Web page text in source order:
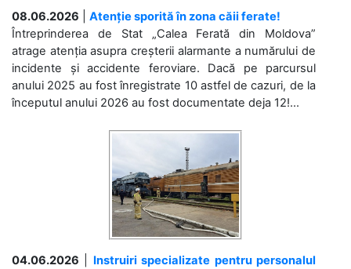
08.06.2026
Atenție sporită în zona căii ferate!
Întreprinderea de Stat „Calea Ferată din Moldova”
atrage atenția asupra creșterii alarmante a numărului de
incidente și accidente feroviare. Dacă pe parcursul
anului 2025 au fost înregistrate 10 astfel de cazuri, de la
începutul anului 2026 au fost documentate deja 12!...
04.06.2026
Instruiri specializate pentru personalul